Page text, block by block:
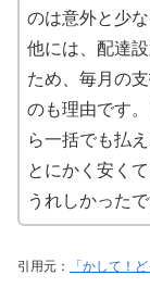
のは意外と少な
他には、配達
ため、毎月の
のも理由です
ら一括でも払
とにかく安く
うれしかったで
引用元： 「かして！